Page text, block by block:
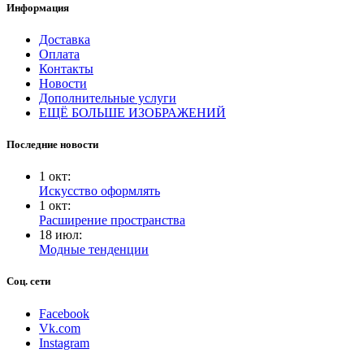
Информация
Доставка
Оплата
Контакты
Новости
Дополнительные услуги
ЕЩЁ БОЛЬШЕ ИЗОБРАЖЕНИЙ
Последние новости
1 окт:
Искусство оформлять
1 окт:
Расширение пространства
18 июл:
Модные тенденции
Соц. сети
Facebook
Vk.com
Instagram